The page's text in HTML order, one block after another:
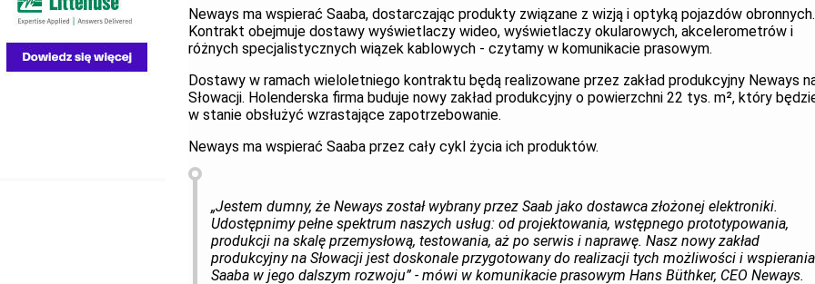
Neways ma wspierać Saaba, dostarczając produkty związane z wizją i optyką pojazdów obronnych.
Kontrakt obejmuje dostawy wyświetlaczy wideo, wyświetlaczy okularowych, akcelerometrów i
różnych specjalistycznych wiązek kablowych - czytamy w komunikacie prasowym.
Dostawy w ramach wieloletniego kontraktu będą realizowane przez zakład produkcyjny Neways
Słowacji. Holenderska firma buduje nowy zakład produkcyjny o powierzchni 22 tys. m², który
w stanie obsłużyć wzrastające zapotrzebowanie.
Neways ma wspierać Saaba przez cały cykl życia ich produktów.
„Jestem dumny, że Neways został wybrany przez Saab jako dostawca złożonej elektroniki.
Udostępnimy pełne spektrum naszych usług: od projektowania, wstępnego prototypowania,
produkcji na skalę przemysłową, testowania, aż po serwis i naprawę. Nasz nowy zakład
produkcyjny na Słowacji jest doskonale przygotowany do realizacji tych możliwości i wspierania
Saaba w jego dalszym rozwoju” - mówi w komunikacie prasowym Hans Büthker, CEO Neways.